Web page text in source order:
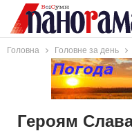
Головна Головне за день
Героям